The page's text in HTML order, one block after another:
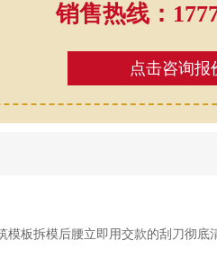
销售热线：
点击咨询报
模板拆模后腰立即用交款的刮刀彻